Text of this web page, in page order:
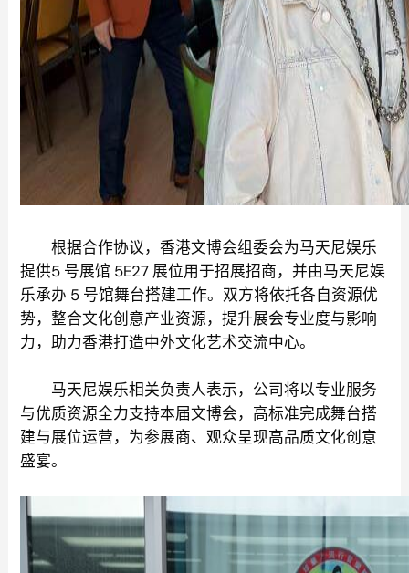
根据合作协议，香港文博会组委会为马天尼娱乐
提供5 号展馆 5E27 展位用于招展招商，并由马天尼娱
乐承办 5 号馆舞台搭建工作。双方将依托各自资源优
势，整合文化创意产业资源，提升展会专业度与影响
力，助力香港打造中外文化艺术交流中心。
马天尼娱乐相关负责人表示，公司将以专业服务
与优质资源全力支持本届文博会，高标准完成舞台搭
建与展位运营，为参展商、观众呈现高品质文化创意
盛宴。